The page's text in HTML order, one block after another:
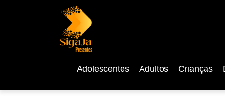
Adolescentes Adultos Crianças